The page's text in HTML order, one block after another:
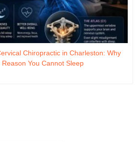
Chiropractic in Charleston: Why
You Cannot Sleep